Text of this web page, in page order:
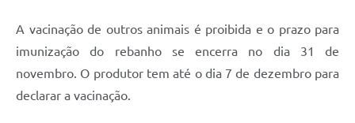
Junta de Serviço Militar
NFSE
A vacinação de outros animais é proibida e o prazo para
imunização do rebanho se encerra no dia 31 de
novembro. O produtor tem até o dia 7 de dezembro para
declarar a vacinação.